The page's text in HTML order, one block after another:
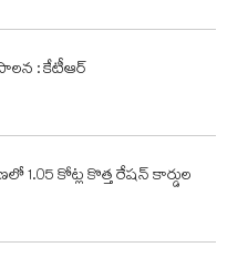
పాలన : కేటీఆర్
1.05 కోట్ల కొత్త రేషన్ కార్డుల